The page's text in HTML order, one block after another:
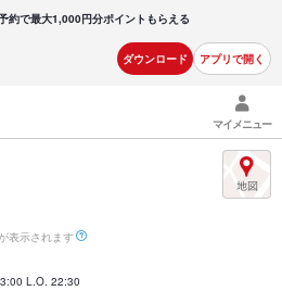
約で最大1,000円分ポイントもらえる
ダウンロード アプリで開く
マイメニュー
表示されます
L.O. 22:30